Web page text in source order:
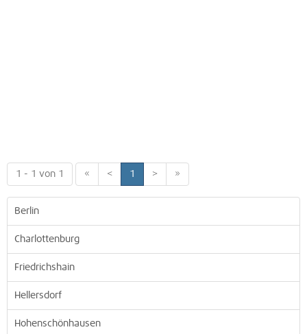
1 - 1 von 1 « < 1 > »
Berlin
Charlottenburg
Friedrichshain
Hellersdorf
Hohenschönhausen